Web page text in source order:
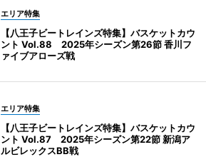
エリア特集
【八王子ビートレインズ特集】バスケットカウ
ント Vol.88 2025年シーズン第26節 香川フ
ァイブアローズ戦
エリア特集
【八王子ビートレインズ特集】バスケットカウ
ント Vol.87 2025年シーズン第22節 新潟ア
ルビレックスBB戦